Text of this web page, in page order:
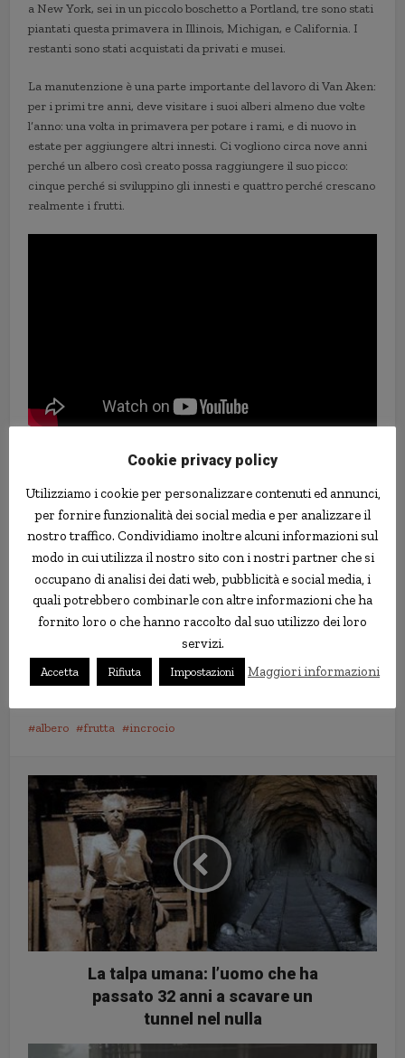
a New York, sei in un piccolo boschetto a Portland, tre sono stati
piantati questa primavera in Illinois, Michigan, e California. I
restanti sono stati acquistati da privati e musei.
La manutenzione è una parte importante del lavoro di Van Aken:
per i primi tre anni, deve visitare i suoi alberi almeno due volte
l’anno: una volta in primavera per potare i rami, e di nuovo in
estate per aggiungere altri innesti. Ci vogliono circa nove anni
perché un albero così creato possa raggiungere il suo picco:
cinque perché si sviluppino gli innesti e quattro perché crescano
realmente i frutti.
albero frutta incrocio
La talpa umana: l’uomo che ha
passato 32 anni a scavare un
tunnel nel nulla
Cookie privacy policy
Utilizziamo i cookie per personalizzare contenuti ed annunci,
per fornire funzionalità dei social media e per analizzare il
nostro traffico. Condividiamo inoltre alcuni informazioni sul
modo in cui utilizza il nostro sito con i nostri partner che si
occupano di analisi dei dati web, pubblicità e social media, i
quali potrebbero combinarle con altre informazioni che ha
fornito loro o che hanno raccolto dal suo utilizzo dei loro
servizi.
Accetta Rifiuta Impostazioni Maggiori informazioni